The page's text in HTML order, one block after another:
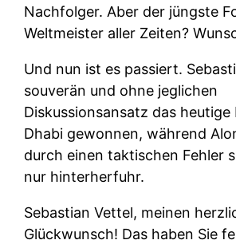
Nachfolger. Aber der jüngste
Weltmeister aller Zeiten?
Und nun ist es passiert.
souverän und ohne jeglichen
Diskussionsansatz das heutige
Dhabi gewonnen, während
durch einen taktischen Fehler
nur hinterherfuhr.
Sebastian Vettel, meinen
Glückwunsch! Das haben Sie